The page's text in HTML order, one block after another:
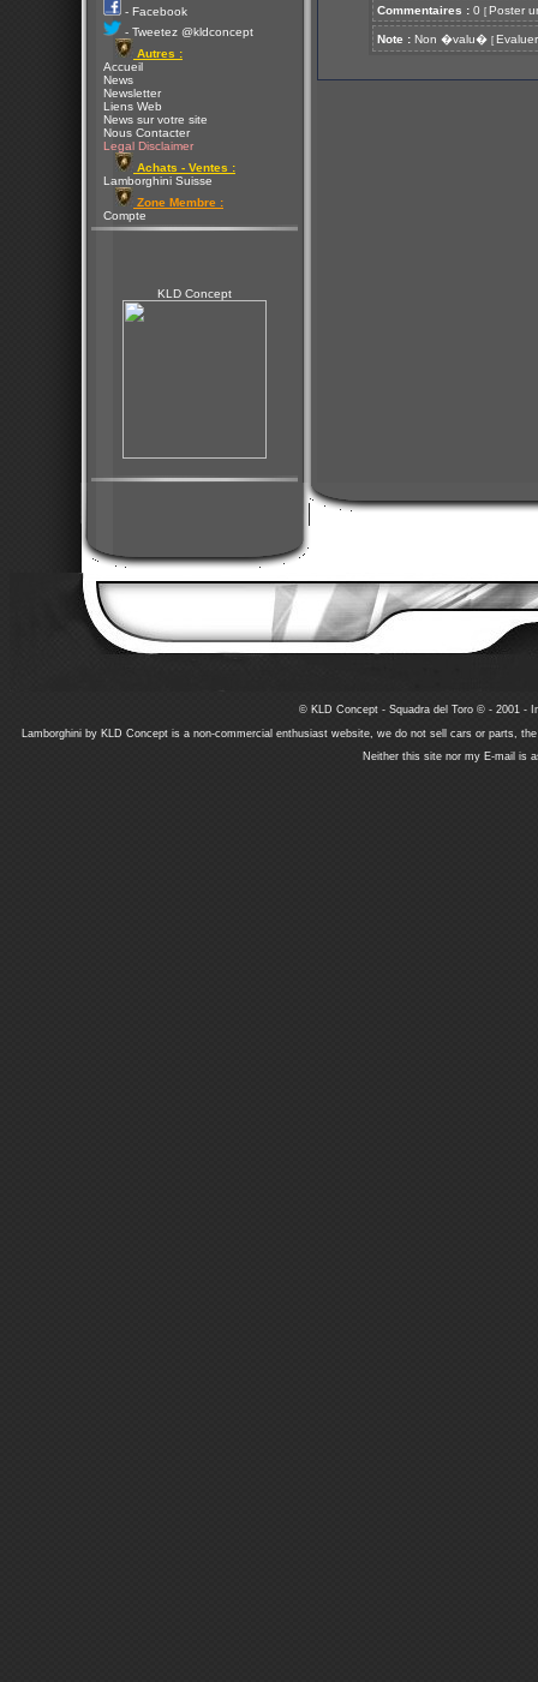
- Facebook
- Tweetez @kldconcept
Autres :
Accueil
News
Newsletter
Liens Web
News sur votre site
Nous Contacter
Legal Disclaimer
Achats - Ventes :
Lamborghini Suisse
Zone Membre :
Compte
KLD Concept
Commentaires : 0 [ Poster
Note : Non �valu� [ Evaluer
© KLD Concept - Squadra del Toro © - 2001 -
Lamborghini by KLD Concept is a non-commercial enthusiast website, we do not sell cars or parts,
Neither this site nor my E-mail is